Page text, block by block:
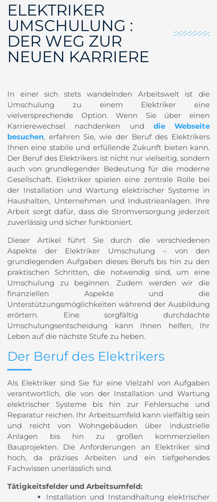
ELEKTRIKER
UMSCHULUNG :
DER WEG ZUR
NEUEN KARRIERE
In einer sich stets wandelnden Arbeitswelt ist die
Umschulung zu einem Elektriker eine
vielversprechende Option. Wenn Sie über einen
Karrierewechsel nachdenken und die Webseite
besuchen, erfahren Sie, wie der Beruf des Elektrikers
Ihnen eine stabile und erfüllende Zukunft bieten kann.
Der Beruf des Elektrikers ist nicht nur vielseitig, sondern
auch von grundlegender Bedeutung für die moderne
Gesellschaft. Elektriker spielen eine zentrale Rolle bei
der Installation und Wartung elektrischer Systeme in
Haushalten, Unternehmen und Industrieanlagen. Ihre
Arbeit sorgt dafür, dass die Stromversorgung jederzeit
zuverlässig und sicher funktioniert.
Dieser Artikel führt Sie durch die verschiedenen
Aspekte der Elektriker Umschulung – von den
grundlegenden Aufgaben dieses Berufs bis hin zu den
praktischen Schritten, die notwendig sind, um eine
Umschulung zu beginnen. Zudem werden wir die
finanziellen Aspekte und die
Unterstützungsmöglichkeiten während der Ausbildung
erörtern. Eine sorgfältig durchdachte
Umschulungsentscheidung kann Ihnen helfen, Ihr
Leben auf die nächste Stufe zu heben.
Der Beruf des Elektrikers
Als Elektriker sind Sie für eine Vielzahl von Aufgaben
verantwortlich, die von der Installation und Wartung
elektrischer Systeme bis hin zur Fehlersuche und
Reparatur reichen. Ihr Arbeitsumfeld kann vielfältig sein
und reicht von Wohngebäuden über industrielle
Anlagen bis hin zu großen kommerziellen
Bauprojekten. Die Anforderungen an Elektriker sind
hoch, da präzises Arbeiten und ein tiefgehendes
Fachwissen unerlässlich sind.
Tätigkeitsfelder und Arbeitsumfeld:
Installation und Instandhaltung elektrischer